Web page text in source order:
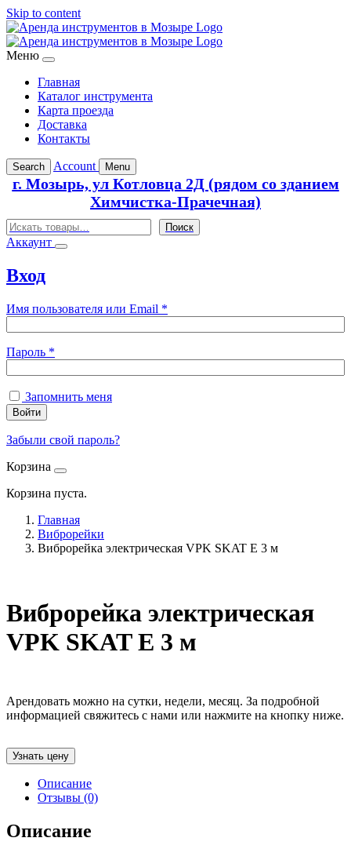
Skip to content
Меню
Главная
Каталог инструмента
Карта проезда
Доставка
Контакты
Search Account Menu
г. Мозырь, ул Котловца 2Д (рядом со зданием
Химчистка-Прачечная)
Поиск Поиск
Аккаунт
Вход
Имя пользователя или Email *
Пароль *
Запомнить меня
Войти
Забыли свой пароль?
Корзина
Корзина пуста.
Главная
Виброрейки
Виброрейка электрическая VPK SKAT E 3 м
Виброрейка электрическая
VPK SKAT E 3 м
Арендовать можно на сутки, недели, месяц. За подробной
информацией свяжитесь с нами или нажмите на кнопку ниже.
Узнать цену
Описание
Отзывы (0)
Описание